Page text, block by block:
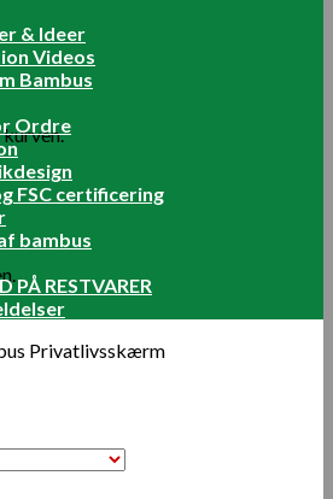
& Ideer
Videos
Bambus
Ordre
FSC certificering
bambus
PÅ RESTVARER
Privatlivsskærm